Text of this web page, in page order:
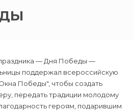
— Дня Победы —
поддержал всероссийскую
Победы", чтобы создать
передать традиции молодому
героям, подарившим